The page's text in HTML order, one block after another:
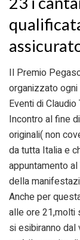
Il Premio
organizzato
Eventi di
Incontro al fine
originali( non
da tutta Italia e
appuntamento
della
Anche per
alle ore 21,molti
si esibiranno dal